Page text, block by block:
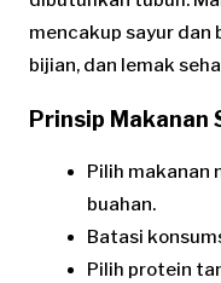
mencakup sayur dan
bijian, dan lemak
Prinsip Makanan
Pilih makanan
buahan.
Batasi
Pilih protein